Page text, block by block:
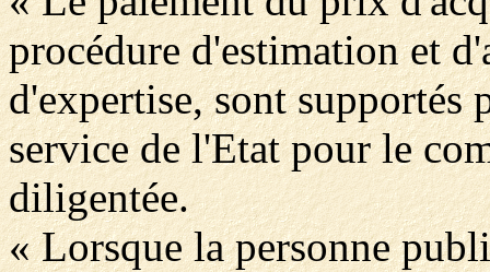
procédure d'estimation et
d'expertise, sont supportés
service de l'Etat pour le
diligentée.
« Lorsque la personne